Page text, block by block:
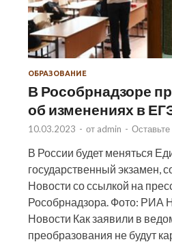
ОБРАЗОВАНИЕ
В Рособрнадзоре
об изменениях в
10.03.2023 - от admin -
В России будет меняться
государственный экзамен,
Новости со ссылкой на
Рособрнадзора. Фото: РИА
Новости Как заявили в
преобразования не будут